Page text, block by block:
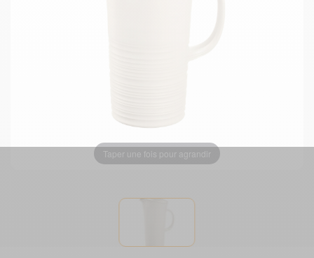
Taper une fois pour agrandir